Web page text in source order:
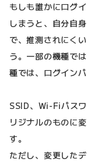
もしも誰かにログ
しまうと、自分自
で、推測されにく
う。一部の機種で
種では、ログイン
SSID、Wi-Fiパス
リジナルのものに
す。
ただし、変更した